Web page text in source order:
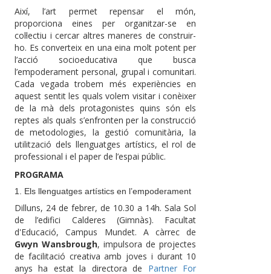
Així, l’art permet repensar el món,
proporciona eines per organitzar-se en
col·lectiu i cercar altres maneres de construir-
ho. Es converteix en una eina molt potent per
l’acció socioeducativa que busca
l’empoderament personal, grupal i comunitari.
Cada vegada trobem més experiències en
aquest sentit les quals volem visitar i conèixer
de la mà dels protagonistes quins són els
reptes als quals s’enfronten per la construcció
de metodologies, la gestió comunitària, la
utilització dels llenguatges artístics, el rol de
professional i el paper de l’espai públic.
PROGRAMA
1. Els llenguatges artístics en l’empoderament
Dilluns, 24 de febrer, de 10.30 a 14h. Sala Sol
de l’edifici Calderes (Gimnàs). Facultat
d'Educació, Campus Mundet. A càrrec de
Gwyn Wansbrough, impulsora de projectes
de facilitació creativa amb joves i durant 10
anys ha estat la directora de Partner For